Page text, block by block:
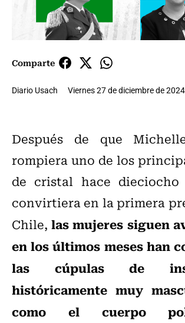
Comparte
Diario Usach Viernes 27 de diciembre de
Después de que
rompiera uno de los
de cristal hace
convirtiera en la primera
Chile,las mujeres siguen
en los últimos meses han
las cúpulas de
históricamente muy
como el cuerpo